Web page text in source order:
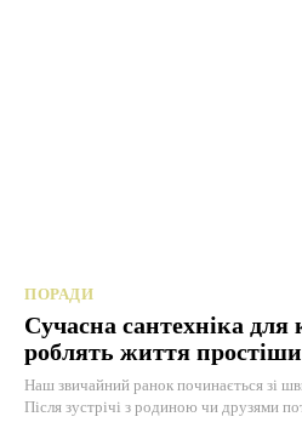
ПОРАДИ
Сучасна сантехніка для
роблять життя
Наш звичайний ранок починається зі
Після зустрічі з родиною чи друзями